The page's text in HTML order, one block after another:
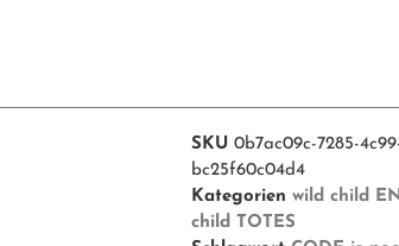
SKU 0b7ac09c-7285-
bc25f60c04d4
Kategorien wild child
child TOTES